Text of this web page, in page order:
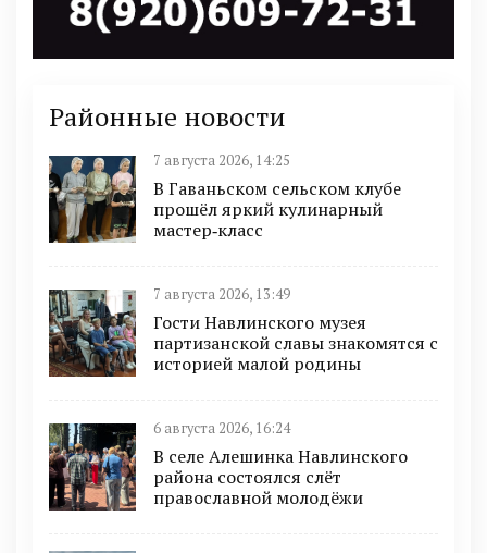
Районные новости
7 августа 2026, 14:25
В Гаваньском сельском клубе
прошёл яркий кулинарный
мастер‑класс
7 августа 2026, 13:49
Гости Навлинского музея
партизанской славы знакомятся с
историей малой родины
6 августа 2026, 16:24
В селе Алешинка Навлинского
района состоялся слёт
православной молодёжи